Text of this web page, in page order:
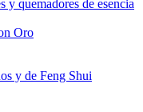
y quemadores de esencia
Oro
y de Feng Shui